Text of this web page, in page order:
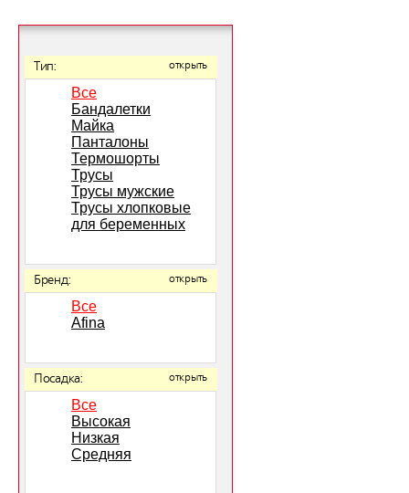
Тип: открыть
Все
Бандалетки
Майка
Панталоны
Термошорты
Трусы
Трусы мужские
Трусы хлопковые
для беременных
Бренд: открыть
Все
Afina
Посадка: открыть
Все
Высокая
Низкая
Средняя